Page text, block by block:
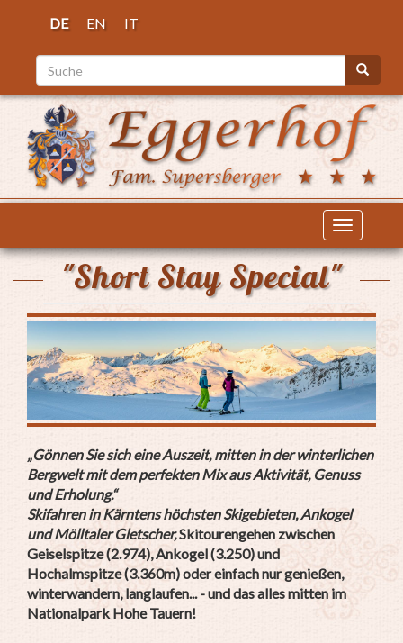
DE EN IT
Suche Suche
"Short Stay Special"
„Gönnen Sie sich eine Auszeit, mitten in der winterlichen
Bergwelt mit dem perfekten Mix aus Aktivität, Genuss
und Erholung.“
Skifahren in Kärntens höchsten Skigebieten, Ankogel
und Mölltaler Gletscher,Skitourengehen zwischen
Geiselspitze (2.974), Ankogel (3.250) und
Hochalmspitze (3.360m) oder einfach nur genießen,
winterwandern, langlaufen... - und das alles mitten im
Nationalpark Hohe Tauern!